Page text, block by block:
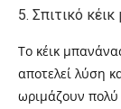
5. Σπιτικό
Το κέικ
αποτελεί λύση
ωριμάζουν πολύ